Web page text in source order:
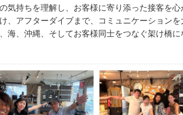
気持ちを理解し、お客様に寄り添った接客を心
、アフターダイブまで、コミュニケーション
海、沖縄、そしてお客様同士をつなぐ架け橋に